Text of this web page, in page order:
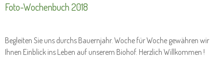
Foto-Wochenbuch 2018
Begleiten Sie uns durchs Bauernjahr. Woche für Woche gewähren wir
Ihnen Einblick ins Leben auf unserem Biohof. Herzlich Willkommen !